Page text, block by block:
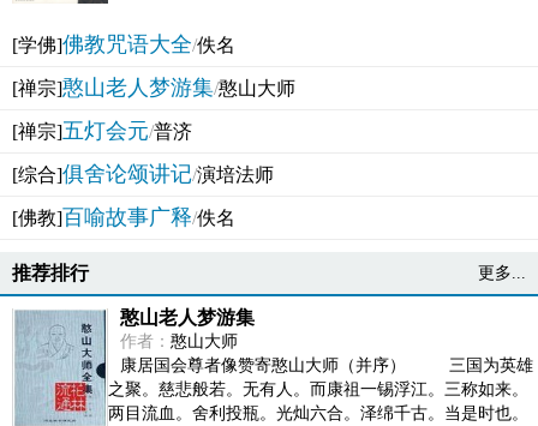
[学佛]佛教咒语大全/佚名
[禅宗]憨山老人梦游集/憨山大师
[禅宗]五灯会元/普济
[综合]俱舍论颂讲记/演培法师
[佛教]百喻故事广释/佚名
推荐排行 更多...
憨山老人梦游集
作者： 憨山大师
康居国会尊者像赞寄憨山大师（并序） 三国为英雄
之聚。慈悲般若。无有人。而康祖一锡浮江。三称如来。
两目流血。舍利投瓶。光灿六合。泽绵千古。当是时也。